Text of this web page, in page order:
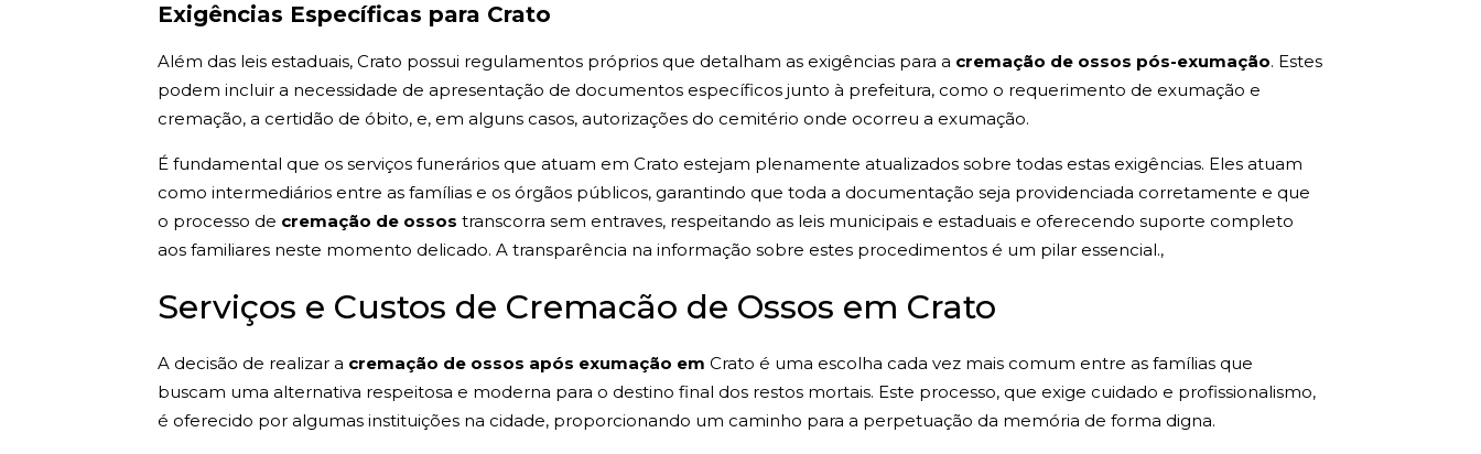
Exigências Específicas para Crato
Além das leis estaduais, Crato possui regulamentos próprios que detalham as exigências para a cremação de ossos pós-exumação. Estes
podem incluir a necessidade de apresentação de documentos específicos junto à prefeitura, como o requerimento de exumação e
cremação, a certidão de óbito, e, em alguns casos, autorizações do cemitério onde ocorreu a exumação.
É fundamental que os serviços funerários que atuam em Crato estejam plenamente atualizados sobre todas estas exigências. Eles atuam
como intermediários entre as famílias e os órgãos públicos, garantindo que toda a documentação seja providenciada corretamente e que
o processo de cremação de ossos transcorra sem entraves, respeitando as leis municipais e estaduais e oferecendo suporte completo
aos familiares neste momento delicado. A transparência na informação sobre estes procedimentos é um pilar essencial.,
Serviços e Custos de Cremacão de Ossos em Crato
A decisão de realizar a cremação de ossos após exumação em Crato é uma escolha cada vez mais comum entre as famílias que
buscam uma alternativa respeitosa e moderna para o destino final dos restos mortais. Este processo, que exige cuidado e profissionalismo,
é oferecido por algumas instituições na cidade, proporcionando um caminho para a perpetuação da memória de forma digna.